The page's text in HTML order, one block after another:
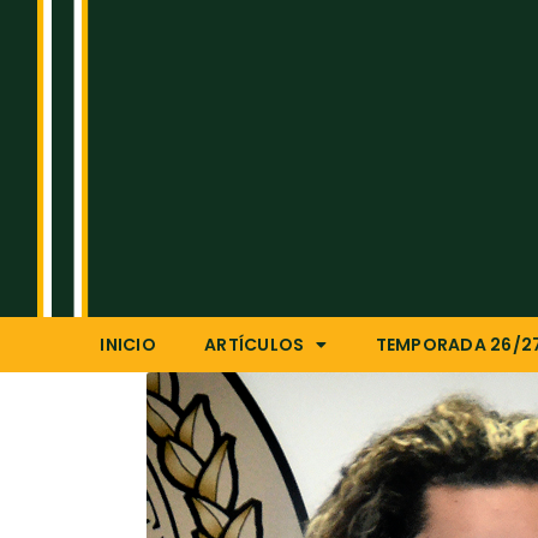
INICIO ARTÍCULOS TEMPORADA 26/